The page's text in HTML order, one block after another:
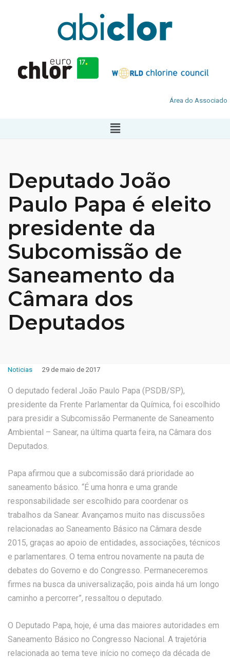
Área do Associado
Deputado João
Paulo Papa é eleito
presidente da
Subcomissão de
Saneamento da
Câmara dos
Deputados
Noticias 29 de maio de 2017
O deputado federal João Paulo Papa (PSDB/SP),
presidente da Frente Parlamentar da Química, foi escolhido
para presidir a Subcomissão Permanente de Saneamento
Ambiental – Sanear, na última quarta feira, na Câmara dos
Deputados.
Papa afirmou que a subcomissão dará prioridade ao
saneamento básico. “É uma honra e uma grande
responsabilidade ser escolhido para coordenar os
trabalhos da Sanear. Avançamos muito nas discussões
relacionadas ao Saneamento Básico na Câmara desde
2015, graças ao apoio de entidades, associações, técnicos
e parlamentares. O tema entrou novamente na pauta de
debates do Governo e do Congresso. Permaneceremos
firmes na busca da universalização, pois ainda há um longo
caminho a percorrer”, ressaltou o deputado.
O Deputado Papa, hoje, é uma das maiores autoridades em
Saneamento Básico no Congresso Nacional. A trajetória
relacionada ao tema teve início no começo da década de